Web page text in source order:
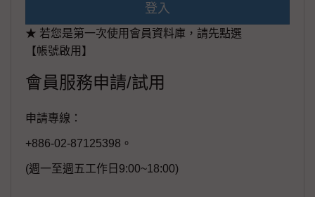
登入
★ 若您是第一次使用會員資料庫，請先點選
【帳號啟用】
會員服務申請/試用
申請專線：
+886-02-87125398。
(週一至週五工作日9:00~18:00)